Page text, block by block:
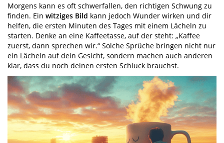
Morgens kann es oft schwerfallen, den richtigen Schwung zu
finden. Ein witziges Bild kann jedoch Wunder wirken und dir
helfen, die ersten Minuten des Tages mit einem Lächeln zu
starten. Denke an eine Kaffeetasse, auf der steht: „Kaffee
zuerst, dann sprechen wir.“ Solche Sprüche bringen nicht nur
ein Lächeln auf dein Gesicht, sondern machen auch anderen
klar, dass du noch deinen ersten Schluck brauchst.